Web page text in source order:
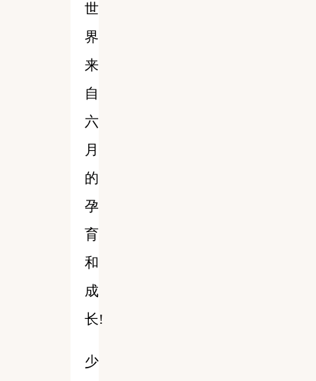
世
界
来
自
六
月
的
孕
育
和
成
长!
少